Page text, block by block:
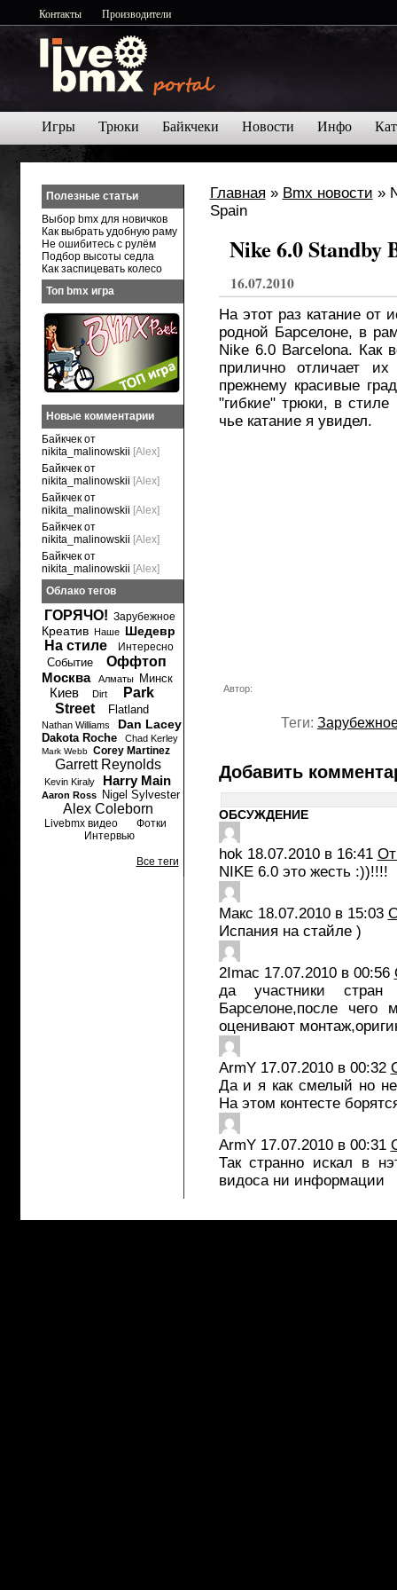
Контакты Производители
Игры Трюки Байкчеки Новости Инфо
Главная » Bmx новости »
Nike 6.0 Standby
16.07.2010
На этот раз катание от
родной Барселоне, в
Nike 6.0 Barcelona. Как
прилично отличает
прежнему красивые
"гибкие" трюки, в стиле
чье катание я увидел.
Автор:
Теги:
Добавить
ОБСУЖДЕНИЕ
hok 18.07.2010 в 16:41
NIKE 6.0 это жесть :))!!!!
Макс 18.07.2010 в 15:03
Испания на стайле )
2Imac 17.07.2010 в 00:56
да участники
Барселоне,после
оценивают
ArmY 17.07.2010 в 00:32
Да и я как смелый но
На этом контесте
ArmY 17.07.2010 в 00:31
Так странно искал в
видоса ни информации
Полезные статьи
Выбор bmx для новичков
Как выбрать удобную раму
Не ошибитесь с рулём
Подбор высоты седла
Как заспицевать колесо
Топ bmx игра
Новые комментарии
Байкчек от
nikita_malinowskii [Alex]
Байкчек от
nikita_malinowskii [Alex]
Байкчек от
nikita_malinowskii [Alex]
Байкчек от
nikita_malinowskii [Alex]
Байкчек от
nikita_malinowskii [Alex]
Облако тегов
ГОРЯЧО! Зарубежное
Креатив Наше Шедевр
На стиле Интересно
Событие
Оффтоп
Москва
Алматы Минск
Киев Dirt
Park
Street
Flatland
Nathan Williams Dan Lacey
Dakota Roche Chad Kerley
Mark Webb Corey Martinez
Garrett Reynolds
Kevin Kiraly Harry Main
Aaron Ross Nigel Sylvester
Alex Coleborn
Livebmx видео
Фотки
Интервью
Все теги